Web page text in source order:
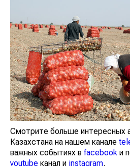
Смотрите больше интересных
Казахстана на нашем канале
важных событиях в facebook и
youtube канал и instagram.